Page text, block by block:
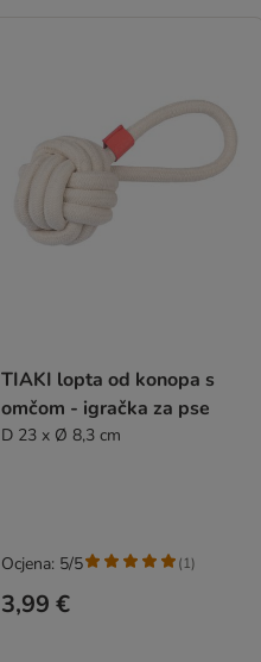
TIAKI lopta od konopa s
omčom - igračka za pse
D 23 x Ø 8,3 cm
3,99 €
Ocjena: 5/5 (1)